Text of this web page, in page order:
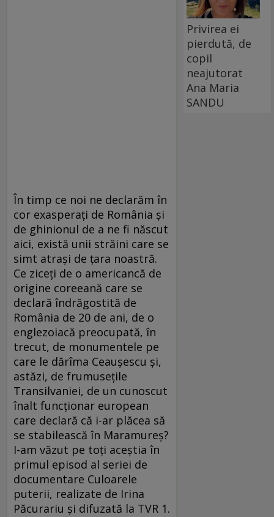
În timp ce noi ne declarăm în
cor exasperaţi de România şi
de ghinionul de a ne fi născut
aici, există unii străini care se
simt atraşi de ţara noastră.
Ce ziceţi de o americancă de
origine coreeană care se
declară îndrăgostită de
România de 20 de ani, de o
englezoiacă preocupată, în
trecut, de monumentele pe
care le dărîma Ceauşescu şi,
astăzi, de frumuseţile
Transilvaniei, de un cunoscut
înalt funcţionar european
care declară că i-ar plăcea să
se stabilească în Maramureş?
I-am văzut pe toţi aceştia în
primul episod al seriei de
documentare Culoarele
puterii, realizate de Irina
Păcurariu şi difuzată la TVR 1.
Privirea ei
pierdută, de
copil
neajutorat
Ana Maria
SANDU